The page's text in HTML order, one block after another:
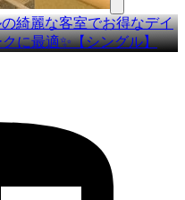
綺麗な客室でお得なデイ
に最適✨【シングル】